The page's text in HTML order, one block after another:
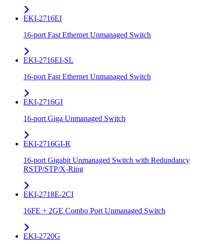
EKI-2716EI
16-port Fast Ethernet Unmanaged Switch
EKI-2716EI-SL
16-port Fast Ethernet Unmanaged Switch
EKI-2716GI
16-port Giga Unmanaged Switch
EKI-2716GI-R
16-port Gigabit Unmanaged Switch with Redundancy
RSTP/STP/X-Ring
EKI-2718E-2CI
16FE + 2GE Combo Port Unmanaged Switch
EKI-2720G